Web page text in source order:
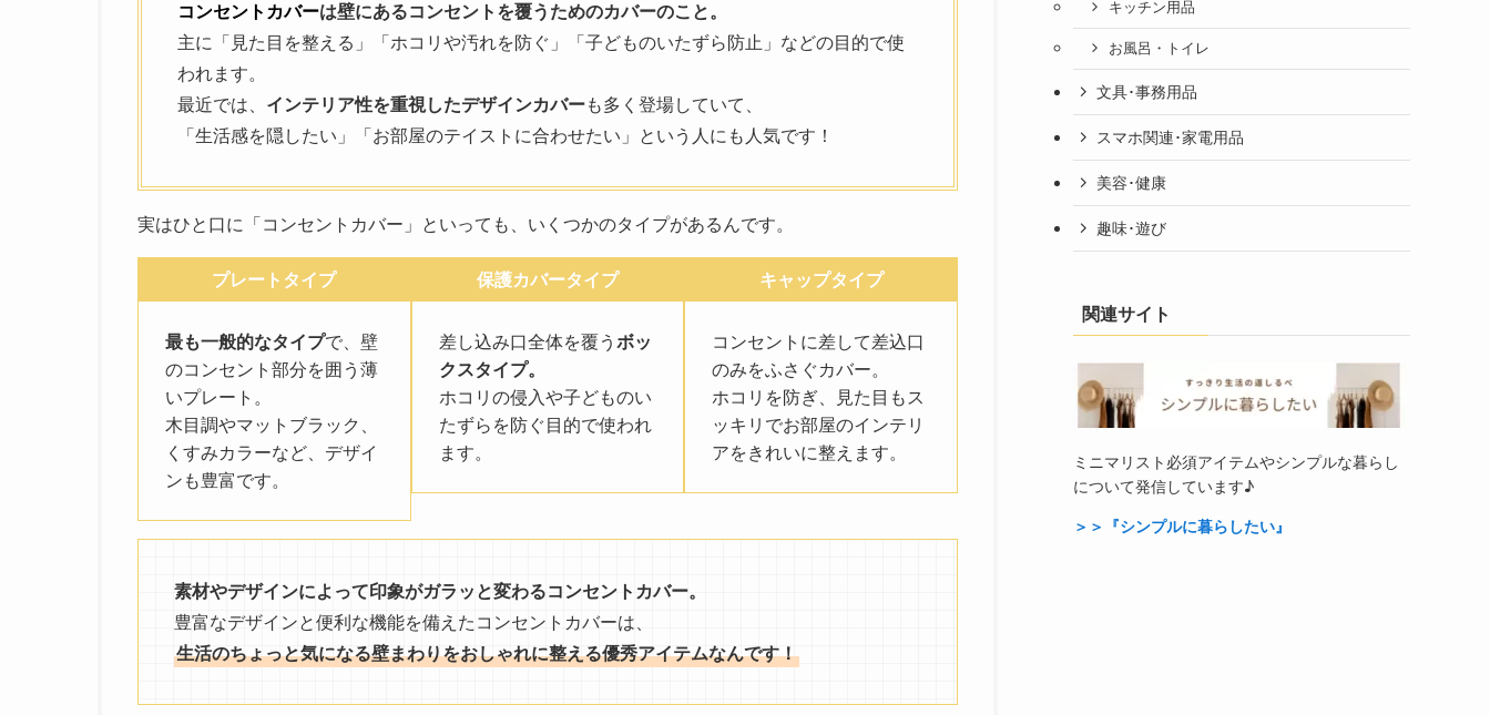
コンセントカバーは壁にあるコンセントを覆うためのカバーのこと。
主に「見た目を整える」「ホコリや汚れを防ぐ」「子どものいたずら防止」などの目的で使
われます。
最近では、 インテリア性を重視したデザインカバーも多く登場していて、
「生活感を隠したい」「お部屋のテイストに合わせたい」という人にも人気です！
実はひと口に「コンセントカバー」といっても、いくつかのタイプがあるんです。
プレートタイプ
最も一般的なタイプで、壁
のコンセント部分を囲う薄
いプレート。
木目調やマットブラック、
くすみカラーなど、デザイ
ンも豊富です。
保護カバータイプ
差し込み口全体を覆うボッ
クスタイプ。
ホコリの侵入や子どものい
たずらを防ぐ目的で使われ
ます。
キャップタイプ
コンセントに差して差込口
のみをふさぐカバー。
ホコリを防ぎ、見た目もス
ッキリでお部屋のインテリ
アをきれいに整えます。
素材やデザインによって印象がガラッと変わるコンセントカバー。
豊富なデザインと便利な機能を備えたコンセントカバーは、
生活のちょっと気になる壁まわりをおしゃれに整える優秀アイテムなんです！
キッチン用品
お風呂・トイレ
文具･事務用品
スマホ関連･家電用品
美容･健康
趣味･遊び
関連サイト
ミニマリスト必須アイテムやシンプルな暮らし
について発信しています♪
＞＞『シンプルに暮らしたい』